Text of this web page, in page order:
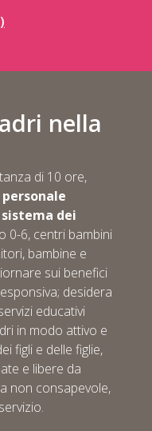
nella
di 10 ore,
dei
0-6, centri bambini
bambine e
sui benefici
desidera
educativi
in modo attivo e
figli e delle figlie,
e libere da
non consapevole,